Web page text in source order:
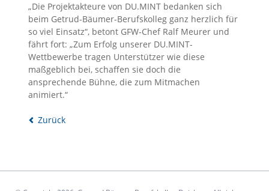
„Die Projektakteure von DU.MINT bedanken sich
beim Getrud-Bäumer-Berufskolleg ganz herzlich für
so viel Einsatz“, betont GFW-Chef Ralf Meurer und
fährt fort: „Zum Erfolg unserer DU.MINT-
Wettbewerbe tragen Unterstützer wie diese
maßgeblich bei, schaffen sie doch die
ansprechende Bühne, die zum Mitmachen
animiert.“
Zurück